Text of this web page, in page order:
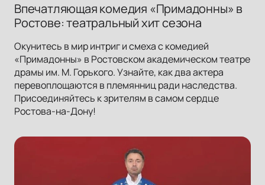
Впечатляющая комедия «Примадонны» в
Ростове: театральный хит сезона
Окунитесь в мир интриг и смеха с комедией
«Примадонны» в Ростовском академическом театре
драмы им. М. Горького. Узнайте, как два актера
перевоплощаются в племянниц ради наследства.
Присоединяйтесь к зрителям в самом сердце
Ростова-на-Дону!